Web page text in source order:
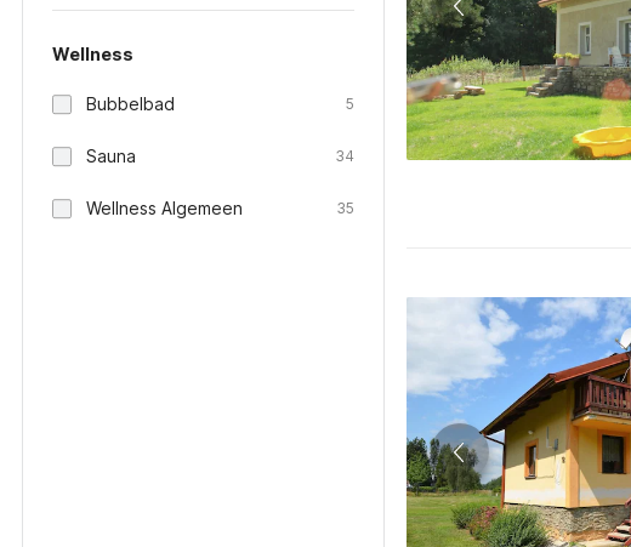
Wellness
Bubbelbad 5
Sauna 34
Wellness Algemeen 35